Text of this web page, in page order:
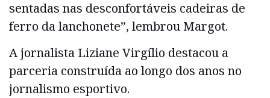
sentadas nas desconfortáveis cadeiras de
ferro da lanchonete”, lembrou Margot.
A jornalista Liziane Virgílio destacou a
parceria construída ao longo dos anos no
jornalismo esportivo.